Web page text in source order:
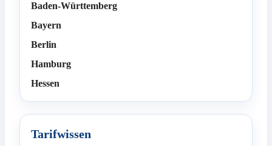
Baden-Württemberg
Bayern
Berlin
Hamburg
Hessen
Tarifwissen